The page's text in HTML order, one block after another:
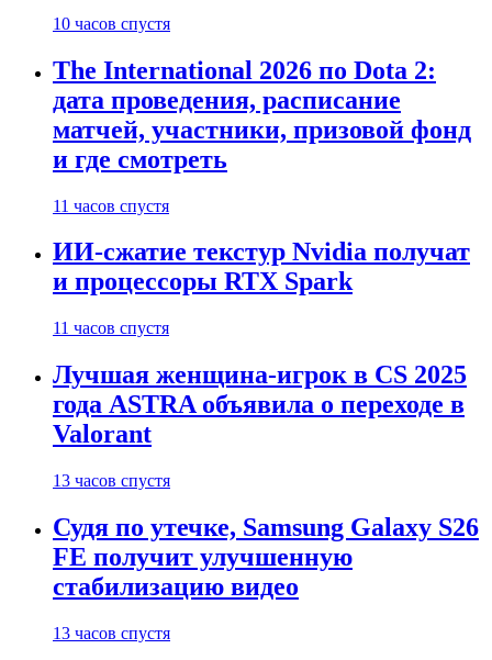
10 часов спустя
The International 2026 по Dota 2:
дата проведения, расписание
матчей, участники, призовой фонд
и где смотреть
11 часов спустя
ИИ-сжатие текстур Nvidia получат
и процессоры RTX Spark
11 часов спустя
Лучшая женщина-игрок в CS 2025
года ASTRA объявила о переходе в
Valorant
13 часов спустя
Судя по утечке, Samsung Galaxy S26
FE получит улучшенную
стабилизацию видео
13 часов спустя